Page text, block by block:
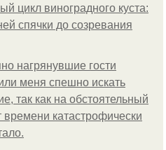
цикл виноградного куста:
спячки до созревания
нагрянувшие гости
меня спешно искать
так как на обстоятельный
времени катастрофически